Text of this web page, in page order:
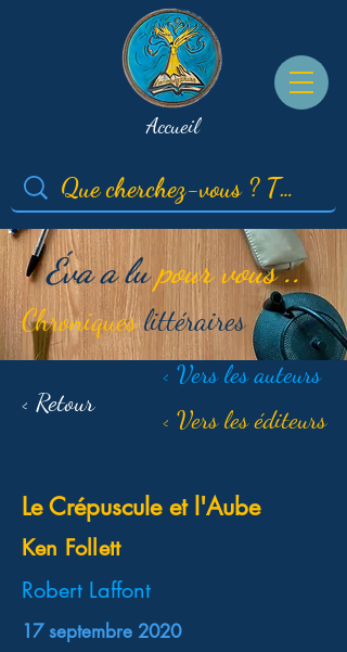
Accueil
Éva a lupour vous ..
Chroniqueslittéraires
< Retour
< Vers les auteurs
< Vers les éditeurs
Le Crépuscule et l'Aube
Ken Follett
Robert Laffont
17 septembre 2020